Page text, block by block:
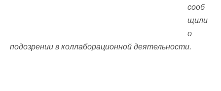
сооб
щили
о
подозрении в коллаборационной деятельности.